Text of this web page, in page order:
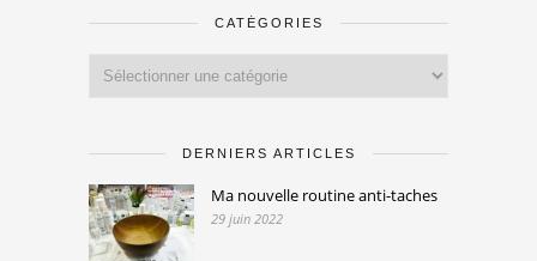
CATÉGORIES
DERNIERS ARTICLES
Ma nouvelle routine anti-taches
29 juin 2022